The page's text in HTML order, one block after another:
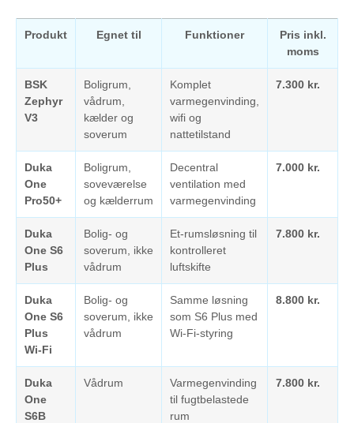
Produkt Egnet til Funktioner
Pris inkl.
moms
BSK
Zephyr
V3
Boligrum,
vådrum,
kælder og
soverum
Komplet
varmegenvinding,
wifi og
nattetilstand
7.300 kr.
Duka
One
Pro50+
Boligrum,
soveværelse
og kælderrum
Decentral
ventilation med
varmegenvinding
7.000 kr.
Duka
One S6
Plus
Bolig- og
soverum, ikke
vådrum
Et-rumsløsning til
kontrolleret
luftskifte
7.800 kr.
Duka
One S6
Plus
Wi-Fi
Bolig- og
soverum, ikke
vådrum
Samme løsning
som S6 Plus med
Wi-Fi-styring
8.800 kr.
Duka
One
S6B
Vådrum
Varmegenvinding
til fugtbelastede
rum
7.800 kr.